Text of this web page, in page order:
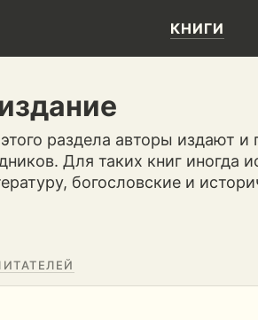
КНИГИ
раздела авторы издают
Для таких книг
богословские и